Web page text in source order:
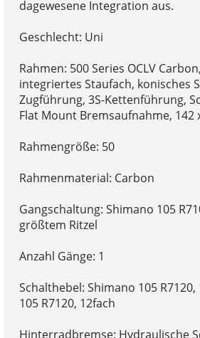
dagewesene Integration aus.
Geschlecht: Uni
Rahmen: 500 Series OCLV
integriertes Staufach, konisches
Zugführung, 3S-Kettenführung,
Flat Mount Bremsaufnahme, 142
Rahmengröße: 50
Rahmenmaterial: Carbon
Gangschaltung: Shimano 105
größtem Ritzel
Anzahl Gänge: 1
Schalthebel: Shimano 105
105 R7120, 12fach
Hinterradbremse: Hydraulische